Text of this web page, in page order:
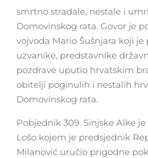
smrtno stradale, nestale i
Domovinskog rata. Govor je
vojvoda Mario Šušnjara koji je
uzvanike, predstavnike
pozdrave uputio hrvatskim
obitelji poginulih i nestalih
Domovinskog rata.
Pobjednik 309. Sinjske Alke
Lošo kojem je predsjednik
Milanović uručio prigodne